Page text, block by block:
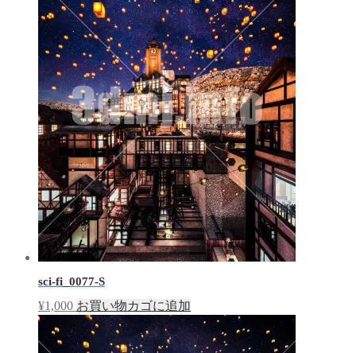
sci-fi_0077-S
¥1,000 お買い物カゴに追加